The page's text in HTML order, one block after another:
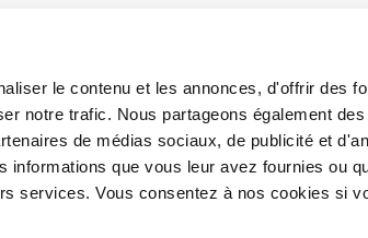
le contenu et les annonces, d'offrir des
notre trafic. Nous partageons également
de médias sociaux, de publicité et
informations que vous leur avez fournies ou
services. Vous consentez à nos cookies si